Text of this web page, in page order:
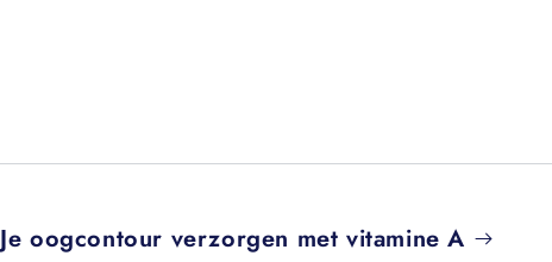
Je oogcontour verzorgen met vitamine A